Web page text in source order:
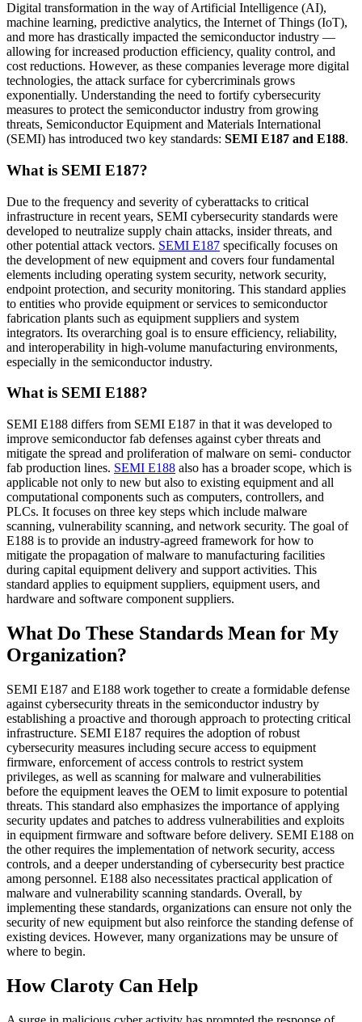
Digital transformation in the way of Artificial Intelligence (AI),
machine learning, predictive analytics, the Internet of Things (IoT),
and more has drastically impacted the semiconductor industry —
allowing for increased production efficiency, quality control, and
cost reductions. However, as these companies leverage more digital
technologies, the attack surface for cybercriminals grows
exponentially. Understanding the need to fortify cybersecurity
measures to protect the semiconductor industry from growing
threats, Semiconductor Equipment and Materials International
(SEMI) has introduced two key standards: SEMI E187 and E188.
What is SEMI E187?
Due to the frequency and severity of cyberattacks to critical
infrastructure in recent years, SEMI cybersecurity standards were
developed to neutralize supply chain attacks, insider threats, and
other potential attack vectors. SEMI E187 specifically focuses on
the development of new equipment and covers four fundamental
elements including operating system security, network security,
endpoint protection, and security monitoring. This standard applies
to entities who provide equipment or services to semiconductor
fabrication plants such as equipment suppliers and system
integrators. Its overarching goal is to ensure efficiency, reliability,
and interoperability in high-volume manufacturing environments,
especially in the semiconductor industry.
What is SEMI E188?
SEMI E188 differs from SEMI E187 in that it was developed to
improve semiconductor fab defenses against cyber threats and
mitigate the spread and proliferation of malware on semi- conductor
fab production lines. SEMI E188 also has a broader scope, which is
applicable not only to new but also to existing equipment and all
computational components such as computers, controllers, and
PLCs. It focuses on three key steps which include malware
scanning, vulnerability scanning, and network security. The goal of
E188 is to provide an industry-agreed framework for how to
mitigate the propagation of malware to manufacturing facilities
during capital equipment delivery and support activities. This
standard applies to equipment suppliers, equipment users, and
hardware and software component suppliers.
What Do These Standards Mean for My
Organization?
SEMI E187 and E188 work together to create a formidable defense
against cybersecurity threats in the semiconductor industry by
establishing a proactive and thorough approach to protecting critical
infrastructure. SEMI E187 requires the adoption of robust
cybersecurity measures including secure access to equipment
firmware, enforcement of access controls to restrict system
privileges, as well as scanning for malware and vulnerabilities
before the equipment leaves the OEM to limit exposure to potential
threats. This standard also emphasizes the importance of applying
security updates and patches to address vulnerabilities and exploits
in equipment firmware and software before delivery. SEMI E188 on
the other requires the implementation of network security, access
controls, and a deeper understanding of cybersecurity best practice
among personnel. E188 also necessitates practical application of
malware and vulnerability scanning standards. Overall, by
implementing these standards, organizations can ensure not only the
security of new equipment but also reinforce the standing defense of
existing devices. However, many organizations may be unsure of
where to begin.
How Claroty Can Help